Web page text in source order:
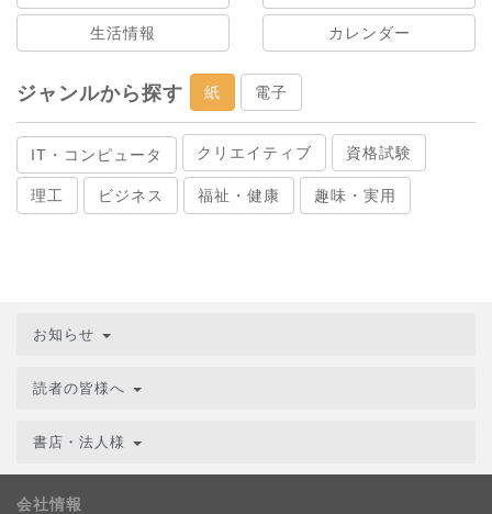
生活情報 カレンダー
ジャンルから探す 紙 電子
IT・コンピュータ クリエイティブ 資格試験
理工 ビジネス 福祉・健康 趣味・実用
お知らせ
読者の皆様へ
書店・法人様
会社情報